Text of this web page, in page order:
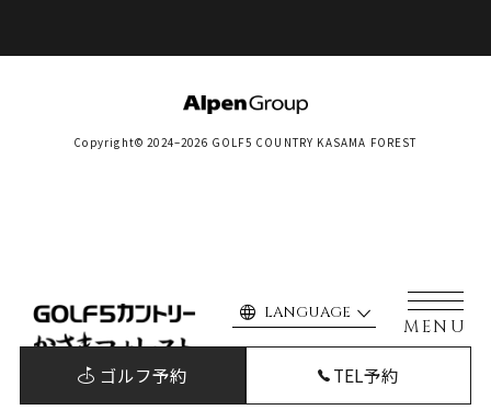
Copyright© 2024–2026 GOLF5 COUNTRY KASAMA FOREST
language LANGUAGE
MENU
ゴルフ予約 TEL予約